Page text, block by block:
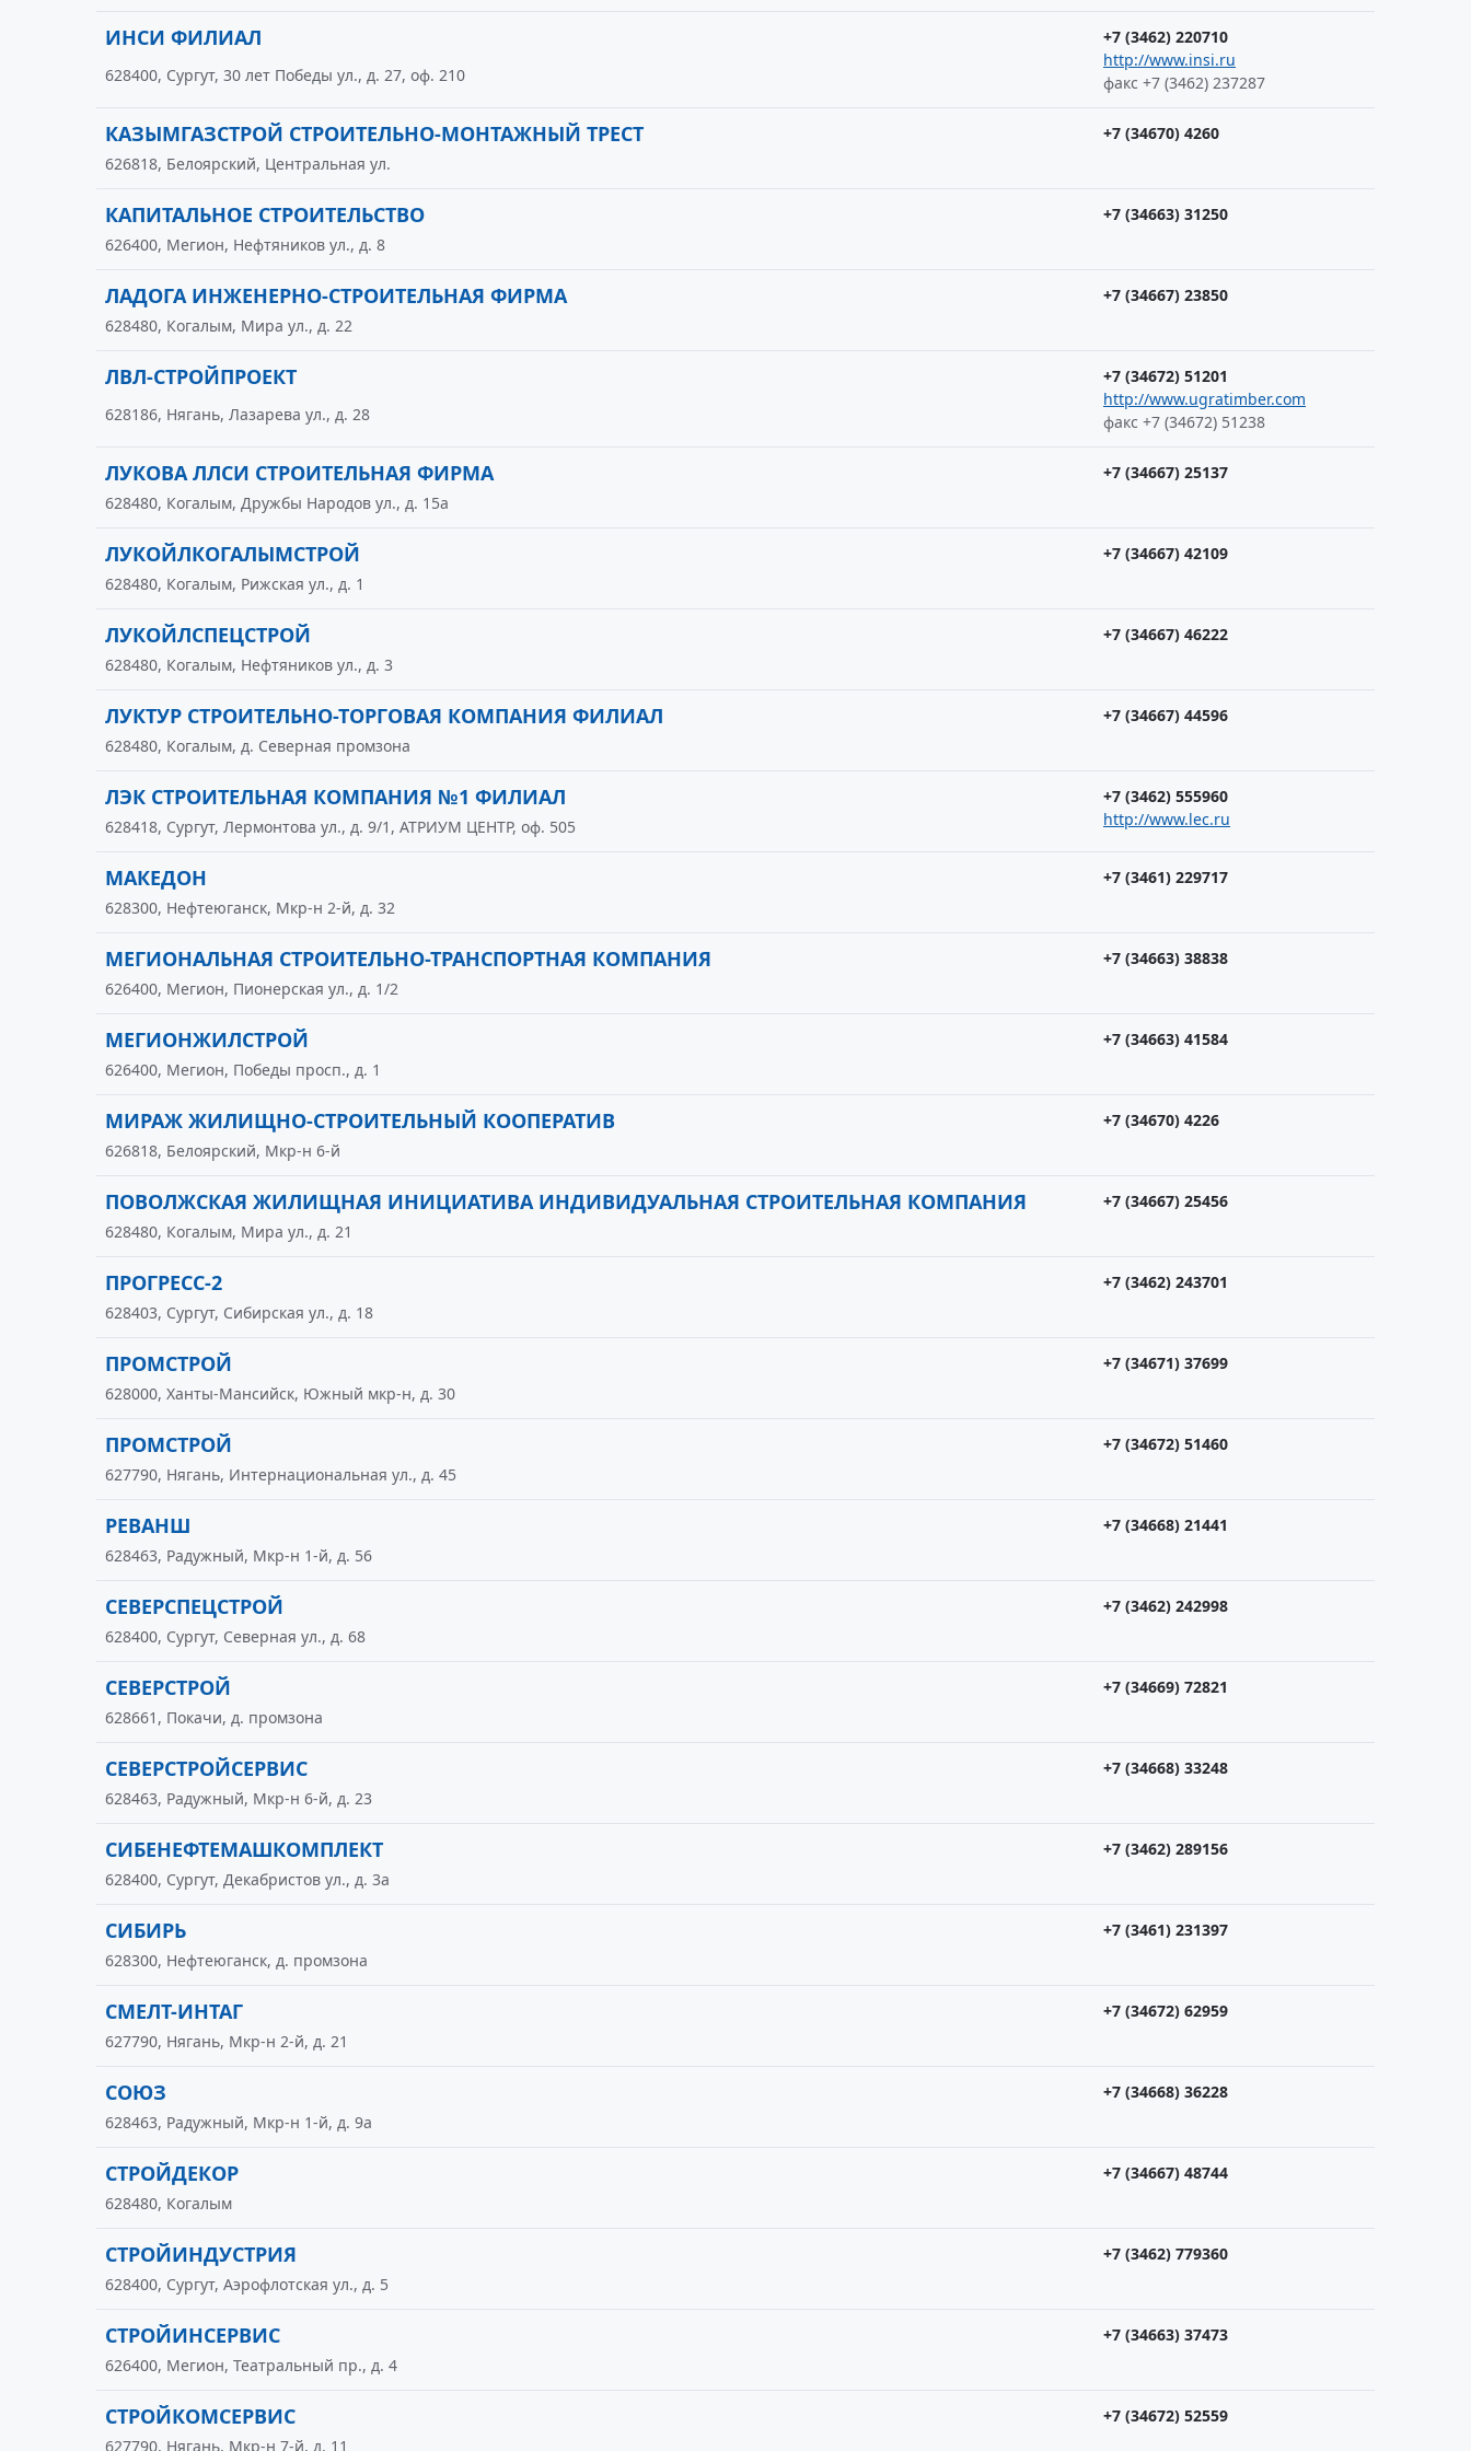
ИНСИ ФИЛИАЛ
+7 (3462) 220710
http://www.insi.ru
факс +7 (3462) 237287
628400, Сургут, 30 лет Победы ул., д. 27, оф. 210
КАЗЫМГАЗСТРОЙ СТРОИТЕЛЬНО-МОНТАЖНЫЙ ТРЕСТ
+7 (34670) 4260
626818, Белоярский, Центральная ул.
КАПИТАЛЬНОЕ СТРОИТЕЛЬСТВО
+7 (34663) 31250
626400, Мегион, Нефтяников ул., д. 8
ЛАДОГА ИНЖЕНЕРНО-СТРОИТЕЛЬНАЯ ФИРМА
+7 (34667) 23850
628480, Когалым, Мира ул., д. 22
ЛВЛ-СТРОЙПРОЕКТ
+7 (34672) 51201
http://www.ugratimber.com
факс +7 (34672) 51238
628186, Нягань, Лазарева ул., д. 28
ЛУКОВА ЛЛСИ СТРОИТЕЛЬНАЯ ФИРМА
+7 (34667) 25137
628480, Когалым, Дружбы Народов ул., д. 15а
ЛУКОЙЛКОГАЛЫМСТРОЙ
+7 (34667) 42109
628480, Когалым, Рижская ул., д. 1
ЛУКОЙЛСПЕЦСТРОЙ
+7 (34667) 46222
628480, Когалым, Нефтяников ул., д. 3
ЛУКТУР СТРОИТЕЛЬНО-ТОРГОВАЯ КОМПАНИЯ ФИЛИАЛ
+7 (34667) 44596
628480, Когалым, д. Северная промзона
ЛЭК СТРОИТЕЛЬНАЯ КОМПАНИЯ №1 ФИЛИАЛ
+7 (3462) 555960
http://www.lec.ru
628418, Сургут, Лермонтова ул., д. 9/1, АТРИУМ ЦЕНТР, оф. 505
МАКЕДОН
+7 (3461) 229717
628300, Нефтеюганск, Мкр-н 2-й, д. 32
МЕГИОНАЛЬНАЯ СТРОИТЕЛЬНО-ТРАНСПОРТНАЯ КОМПАНИЯ
+7 (34663) 38838
626400, Мегион, Пионерская ул., д. 1/2
МЕГИОНЖИЛСТРОЙ
+7 (34663) 41584
626400, Мегион, Победы просп., д. 1
МИРАЖ ЖИЛИЩНО-СТРОИТЕЛЬНЫЙ КООПЕРАТИВ
+7 (34670) 4226
626818, Белоярский, Мкр-н 6-й
ПОВОЛЖСКАЯ ЖИЛИЩНАЯ ИНИЦИАТИВА ИНДИВИДУАЛЬНАЯ СТРОИТЕЛЬНАЯ КОМПАНИЯ
+7 (34667) 25456
628480, Когалым, Мира ул., д. 21
ПРОГРЕСС-2
+7 (3462) 243701
628403, Сургут, Сибирская ул., д. 18
ПРОМСТРОЙ
+7 (34671) 37699
628000, Ханты-Мансийск, Южный мкр-н, д. 30
ПРОМСТРОЙ
+7 (34672) 51460
627790, Нягань, Интернациональная ул., д. 45
РЕВАНШ
+7 (34668) 21441
628463, Радужный, Мкр-н 1-й, д. 56
СЕВЕРСПЕЦСТРОЙ
+7 (3462) 242998
628400, Сургут, Северная ул., д. 68
СЕВЕРСТРОЙ
+7 (34669) 72821
628661, Покачи, д. промзона
СЕВЕРСТРОЙСЕРВИС
+7 (34668) 33248
628463, Радужный, Мкр-н 6-й, д. 23
СИБЕНЕФТЕМАШКОМПЛЕКТ
+7 (3462) 289156
628400, Сургут, Декабристов ул., д. 3а
СИБИРЬ
+7 (3461) 231397
628300, Нефтеюганск, д. промзона
СМЕЛТ-ИНТАГ
+7 (34672) 62959
627790, Нягань, Мкр-н 2-й, д. 21
СОЮЗ
+7 (34668) 36228
628463, Радужный, Мкр-н 1-й, д. 9а
СТРОЙДЕКОР
+7 (34667) 48744
628480, Когалым
СТРОЙИНДУСТРИЯ
+7 (3462) 779360
628400, Сургут, Аэрофлотская ул., д. 5
СТРОЙИНСЕРВИС
+7 (34663) 37473
626400, Мегион, Театральный пр., д. 4
СТРОЙКОМСЕРВИС
+7 (34672) 52559
627790, Нягань, Мкр-н 7-й, д. 11